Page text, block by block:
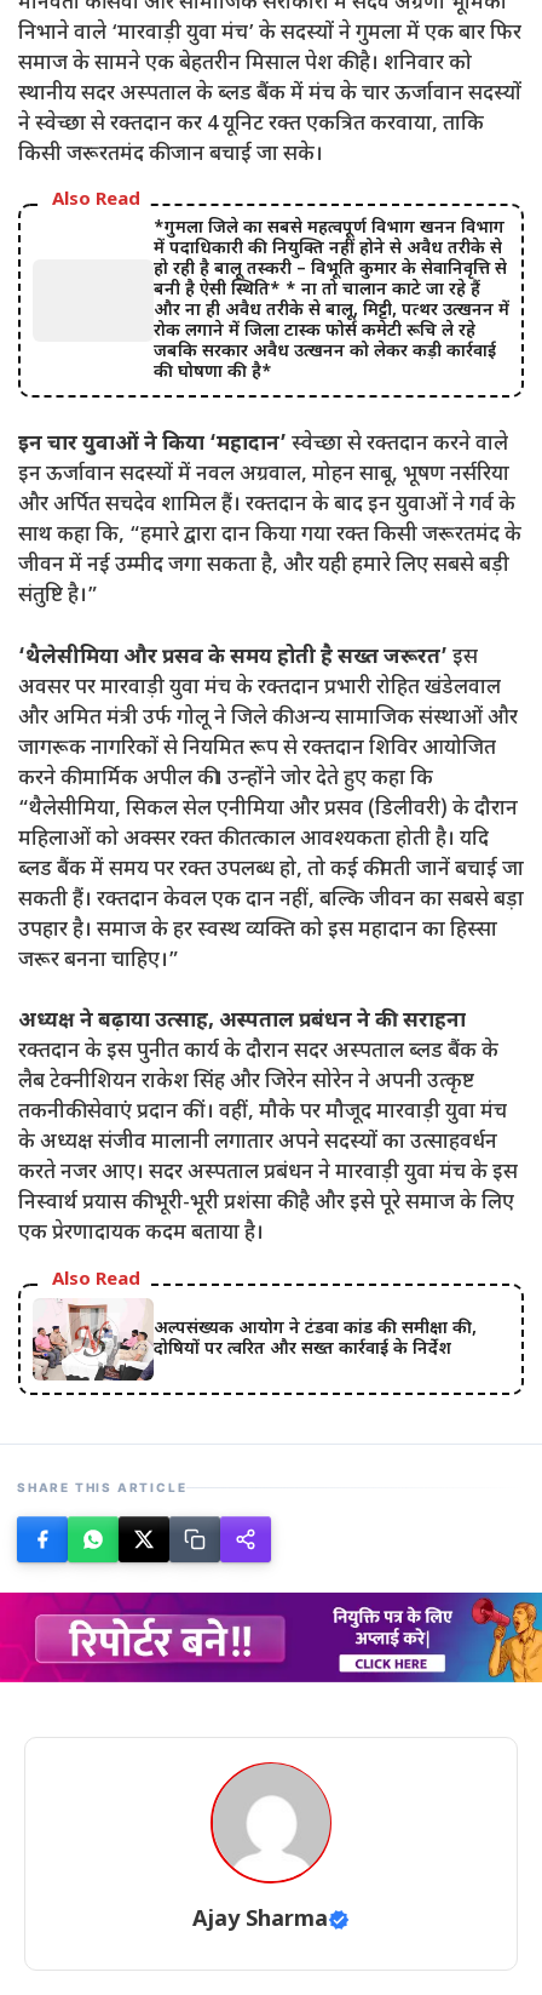
निभाने वाले ‘मारवाड़ी युवा मंच’ के सदस्यों ने गुमला में एक बार फिर
समाज के सामने एक बेहतरीन मिसाल पेश की है। शनिवार को
स्थानीय सदर अस्पताल के ब्लड बैंक में मंच के चार ऊर्जावान सदस्यों
ने स्वेच्छा से रक्तदान कर 4 यूनिट रक्त एकत्रित करवाया, ताकि
किसी जरूरतमंद की जान बचाई जा सके।
Also Read
*गुमला जिले का सबसे महत्वपूर्ण विभाग खनन विभाग
में पदाधिकारी की नियुक्ति नहीं होने से अवैध तरीके से
हो रही है बालू तस्करी – विभूति कुमार के सेवानिवृत्ति से
बनी है ऐसी स्थिति* * ना तो चालान काटे जा रहे हैं
और ना ही अवैध तरीके से बालू, मिट्टी, पत्थर उत्खनन में
रोक लगाने में जिला टास्क फोर्स कमेटी रूचि ले रहे
जबकि सरकार अवैध उत्खनन को लेकर कड़ी कार्रवाई
की घोषणा की है*
इन चार युवाओं ने किया ‘महादान’ स्वेच्छा से रक्तदान करने वाले
इन ऊर्जावान सदस्यों में नवल अग्रवाल, मोहन साबू, भूषण नर्सरिया
और अर्पित सचदेव शामिल हैं। रक्तदान के बाद इन युवाओं ने गर्व के
साथ कहा कि, “हमारे द्वारा दान किया गया रक्त किसी जरूरतमंद के
जीवन में नई उम्मीद जगा सकता है, और यही हमारे लिए सबसे बड़ी
संतुष्टि है।”
‘थैलेसीमिया और प्रसव के समय होती है सख्त जरूरत’ इस
अवसर पर मारवाड़ी युवा मंच के रक्तदान प्रभारी रोहित खंडेलवाल
और अमित मंत्री उर्फ गोलू ने जिले की अन्य सामाजिक संस्थाओं और
जागरूक नागरिकों से नियमित रूप से रक्तदान शिविर आयोजित
करने की मार्मिक अपील की। उन्होंने जोर देते हुए कहा कि
“थैलेसीमिया, सिकल सेल एनीमिया और प्रसव (डिलीवरी) के दौरान
महिलाओं को अक्सर रक्त की तत्काल आवश्यकता होती है। यदि
ब्लड बैंक में समय पर रक्त उपलब्ध हो, तो कई कीमती जानें बचाई जा
सकती हैं। रक्तदान केवल एक दान नहीं, बल्कि जीवन का सबसे बड़ा
उपहार है। समाज के हर स्वस्थ व्यक्ति को इस महादान का हिस्सा
जरूर बनना चाहिए।”
अध्यक्ष ने बढ़ाया उत्साह, अस्पताल प्रबंधन ने की सराहना
रक्तदान के इस पुनीत कार्य के दौरान सदर अस्पताल ब्लड बैंक के
लैब टेक्नीशियन राकेश सिंह और जिरेन सोरेन ने अपनी उत्कृष्ट
तकनीकी सेवाएं प्रदान कीं। वहीं, मौके पर मौजूद मारवाड़ी युवा मंच
के अध्यक्ष संजीव मालानी लगातार अपने सदस्यों का उत्साहवर्धन
करते नजर आए। सदर अस्पताल प्रबंधन ने मारवाड़ी युवा मंच के इस
निस्वार्थ प्रयास की भूरी-भूरी प्रशंसा की है और इसे पूरे समाज के लिए
एक प्रेरणादायक कदम बताया है।
Also Read
अल्पसंख्यक आयोग ने टंडवा कांड की समीक्षा की,
दोषियों पर त्वरित और सख्त कार्रवाई के निर्देश
SHARE THIS ARTICLE
Ajay Sharma